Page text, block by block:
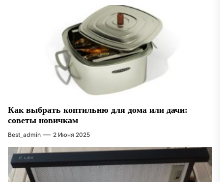
Как выбрать коптильню для дома или дачи:
советы новичкам
Best_admin 2 Июня 2025